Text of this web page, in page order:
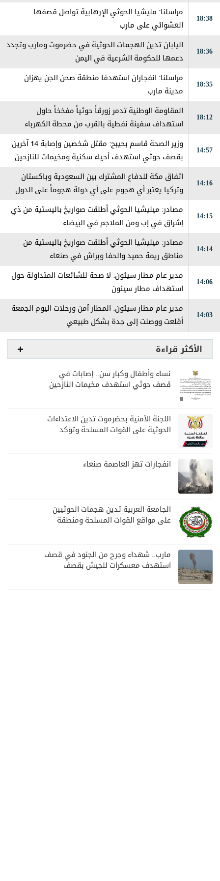
18:38
مراسلنا: مليشيا الحوثي الإرهابية تواصل قصفها
العشوائي على مارب
18:36
اليابان تدين الهجمات الحوثية في حضرموت ومارب وتجدد
دعمها للحكومة الشرعية في اليمن
18:35
مراسلنا: انفجاران استهدفا منطقة صحن الجن يهزان
مدينة مارب
18:12
المقاومة الوطنية تدمر زورقاً حوثياً مفخخاً حاول
استهداف سفينة نفطية بالقرب من محطة الكهرباء
14:57
وزير الصحة قاسم بحيبح: مقتل شخصين وإصابة 14 آخرين
بقصف حوثي استهدف أحياء سكنية ومخيمات للنازحين
14:16
اتفاق مكة للدفاع المشترك بين السعودية وباكستان
وتركيا يعتبر ‏أي هجوم على أي دولة هجوماً على الدول
14:15
مصادر: ميليشيا الحوثي أطلقت صواريخ باليستية من ذي
إشراق في إب ومن الملاجم في البيضاء
14:14
مصادر: ميليشيا الحوثي أطلقت صواريخ باليستية من
مناطق ريمة حميد والحفا وبراش في صنعاء
14:06
مدير عام مطار سيئون: لا صحة للشائعات المتداولة حول
استهداف مطار سيئون
14:03
مدير عام مطار سيئون: المطار آمن ورحلات اليوم الجمعة
أقلعت ووصلت إلى جدة بشكل طبيعي
الأكثر قراءة
نساء وأطفال وكبار سن.. إصابات في
قصف حوثي استهدف مخيمات النازحين
اللجنة الأمنية بحضرموت تدين الاعتداءات
الحوثية على القوات المسلحة وتؤكد
انفجارات تهز العاصمة صنعاء
الجامعة العربية تدين هجمات الحوثيين
على مواقع القوات المسلحة ومنطقة
مارب.. شهداء وجرح من الجنود في قصف
استهدف معسكرات للجيش بقصف